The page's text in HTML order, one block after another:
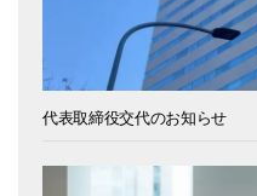
代表取締役交代のお知らせ